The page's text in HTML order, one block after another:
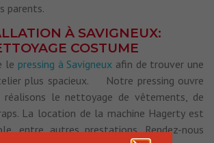
parents.
À SAVIGNEUX:
COSTUME
le pressing à Savigneux afin de trouver une
plus spacieux. Notre pressing ouvre
réalisons le nettoyage de vêtements, de
La location de la machine Hagerty est
entre autres prestations. Rendez-nous